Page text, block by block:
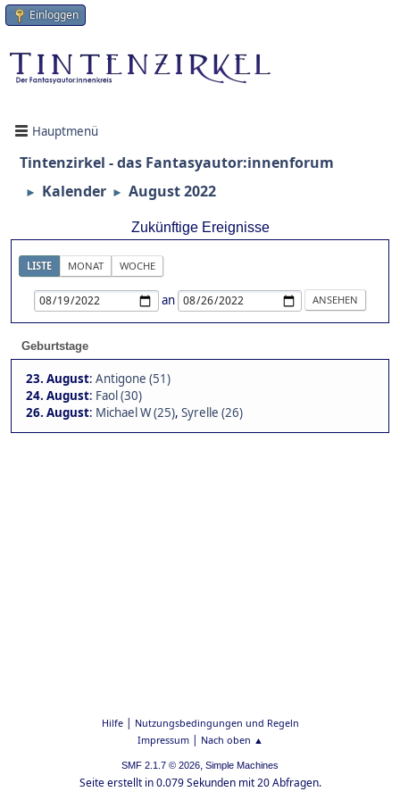
Einloggen
Hauptmenü
Tintenzirkel - das Fantasyautor:innenforum
► Kalender ► August 2022
Zukünftige Ereignisse
LISTE MONAT WOCHE
an
Geburtstage
23. August: Antigone (51)
24. August: Faol (30)
26. August: Michael W (25), Syrelle (26)
Hilfe| Nutzungsbedingungen und Regeln
Impressum| Nach oben ▲
SMF 2.1.7 © 2026, Simple Machines
Seite erstellt in 0.079 Sekunden mit 20 Abfragen.